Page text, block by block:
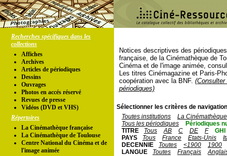
Recherches spécifiques dans les
collections
Affiches
Archives
Articles de périodiques
Dessins
Ouvrages
Photos en accés réservé
Revues de presse
Vidéos (DVD et VHS)
Répertoires
La Cinémathèque française
La Cinémathèque de Toulouse
Centre National du Cinéma et de
l'image animée
Notices descriptives des
française, de la Cinémathèque de
Cinéma et de l'image animée,
Les titres Cinémagazine et Paris-
coopération avec la BNF.
périodiques)
Sélectionner les critères de
Toutes institutions
La
Tous les périodiques
Périodiques
TITRE
Tous AB C DE F
GHI
PAYS
Tous France Etats-Unis
DECENNIE
Toutes <1900
1900
LANGUE
Toutes Français